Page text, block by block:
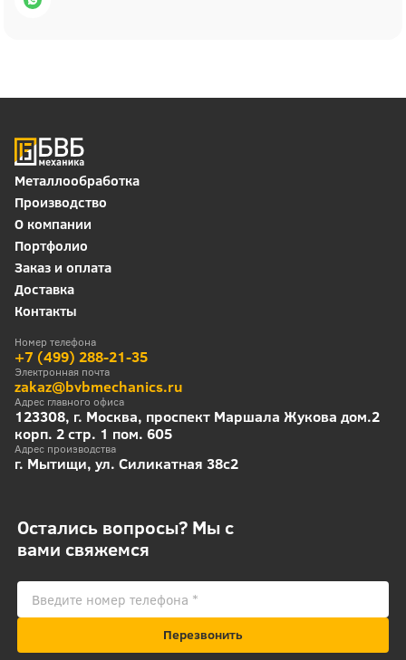
Металлообработка
Производство
О компании
Портфолио
Заказ и оплата
Доставка
Контакты
Номер телефона
+7 (499) 288-21-35
Электронная почта
zakaz@bvbmechanics.ru
Адрес главного офиса
123308, г. Москва, проспект Маршала Жукова дом.2
корп. 2 стр. 1 пом. 605
Адрес производства
г. Мытищи, ул. Силикатная 38с2
Остались вопросы? Мы с
вами свяжемся
Перезвонить